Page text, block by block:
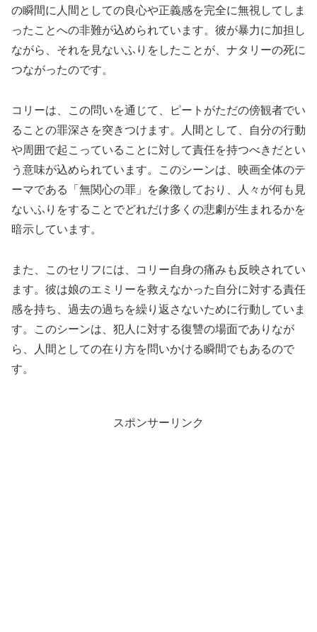
の瞬間に人間としての良心や正義感を完全に無視してしま
ったことへの非難が込められています。彼が暴力に加担し
ながら、それを見ないふりをしたことが、ナタリーの死に
つながったのです。
コリーは、この問いを通じて、ピートがただの傍観者でい
ることの罪深さを突きつけます。人間として、自分の行動
や周囲で起こっていることに対して責任を持つべきだとい
う意味が込められています。このシーンは、映画全体のテ
ーマである「無関心の罪」を象徴しており、人々が何も見
ないふりをすることでどれだけ多くの悲劇が生まれるかを
暗示しています。
また、このセリフには、コリー自身の痛みも反映されてい
ます。彼は娘のエミリーを救えなかった自分に対する責任
感を持ち、過去の過ちを繰り返さないために行動していま
す。このシーンは、犯人に対する復讐の場面でありなが
ら、人間としての在り方を問いかける瞬間でもあるので
す。
スポンサーリンク